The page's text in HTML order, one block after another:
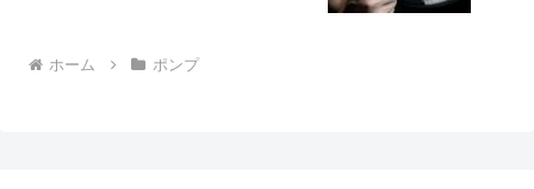
ホーム ポンプ